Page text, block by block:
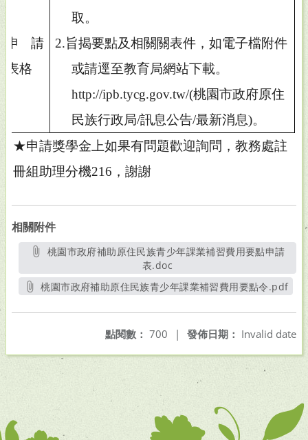
申請
表格
取。
2.旨揭要點及相關關表件，如電子檔附件
或請逕至教育局網站下載。
http://ipb.tycg.gov.tw/(桃園市政府原住
民族行政局/訊息公告/最新消息)。
★申請獎學金上如果有問題歡迎詢問，教務處註
冊組助理分機216 ，謝謝
相關附件
表.doc
桃園市政府補助原住民族青少年課業補習費用要點令.pdf
發佈日期： Invalid date
點閱數： 700 |